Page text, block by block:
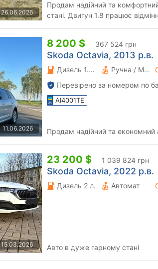
26.06.2026
Продам надійний та
стані. Двигун 1.8 працює
11.06.2026
8 200 $ 367 524 грн
Skoda Octavia, 2013 р.в.
Дизель 1.6 л. Ручна / Механіка
Перевірено за номером по
AI4001TE
Продам надійний та економний
15.03.2026
23 200 $ 1 039 824 грн
Skoda Octavia, 2022 р.в.
Дизель 2 л. Автомат
Авто в дуже гарному стані